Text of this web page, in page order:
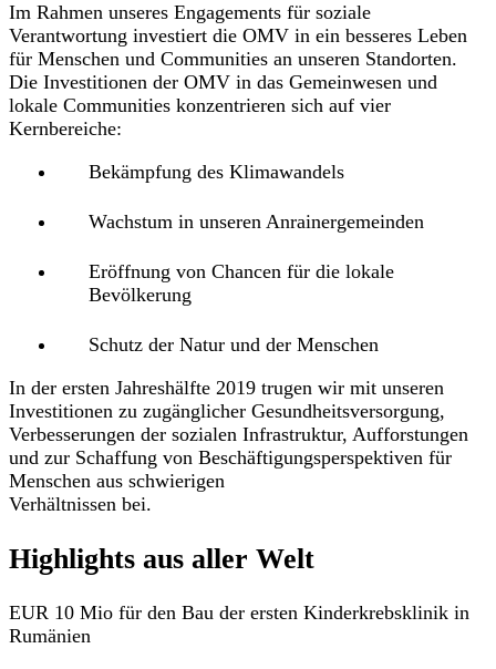
Im Rahmen unseres Engagements für soziale
Verantwortung investiert die OMV in ein besseres Leben
für Menschen und Communities an unseren Standorten.
Die Investitionen der OMV in das Gemeinwesen und
lokale Communities konzentrieren sich auf vier
Kernbereiche:
Bekämpfung des Klimawandels
Wachstum in unseren Anrainergemeinden
Eröffnung von Chancen für die lokale
Bevölkerung
Schutz der Natur und der Menschen
In der ersten Jahreshälfte 2019 trugen wir mit unseren
Investitionen zu zugänglicher Gesundheitsversorgung,
Verbesserungen der sozialen Infrastruktur, Aufforstungen
und zur Schaffung von Beschäftigungsperspektiven für
Menschen aus schwierigen
Verhältnissen bei.
Highlights aus aller Welt
EUR 10 Mio für den Bau der ersten Kinderkrebsklinik in
Rumänien